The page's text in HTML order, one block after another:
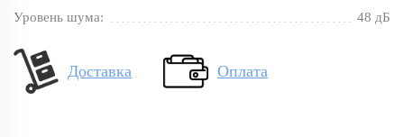
Уровень шума:
48 дБ
Доставка Оплата